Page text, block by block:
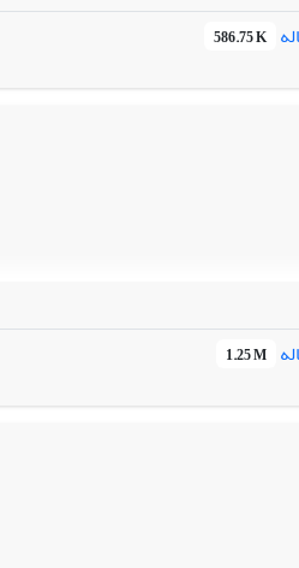
586.75 K
1.25 M